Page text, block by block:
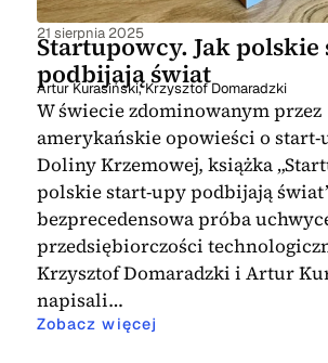
21 sierpnia 2025
Startupowcy. Jak
podbijają świat
Artur Kurasiński,Krzysztof Domaradzki
W świecie zdominowanym przez
amerykańskie opowieści o start-
Doliny Krzemowej, książka
polskie start-upy podbijają
bezprecedensowa próba
przedsiębiorczości
Krzysztof Domaradzki i Artur
napisali…
Zobacz więcej